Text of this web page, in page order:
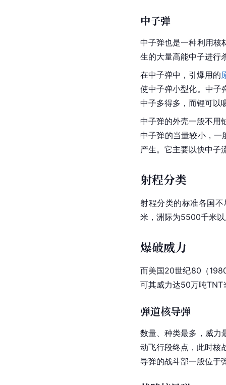
中子弹
中子弹也是一种利用核
生的大量高能中子进行
在中子弹中，引爆用的
使中子弹小型化。中子
中子多得多，而锂可以
中子弹的外壳一般不用
中子弹的当量较小，一
产生。它主要以快中子
射程分类
射程分类的标准各国
米，洲际为5500千米
爆破威力
而美国20世纪80（
可其威力达50万吨TNT
弹道核导弹
数量、种类最多，威力
动飞行段终点，此时核
导弹的战斗部一般位于